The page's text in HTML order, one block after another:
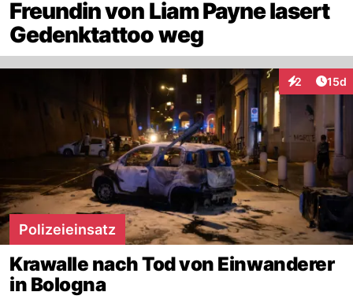
Freundin von Liam Payne lasert
Gedenktattoo weg
2
Interaktionen
15d
Polizeieinsatz
Krawalle nach Tod von Einwanderer
in Bologna